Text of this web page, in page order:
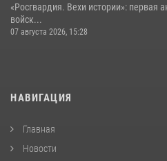
«Росгвардия. Вехи истории»: первая
войск...
07 августа 2026, 15:28
НАВИГАЦИЯ
Главная
Новости